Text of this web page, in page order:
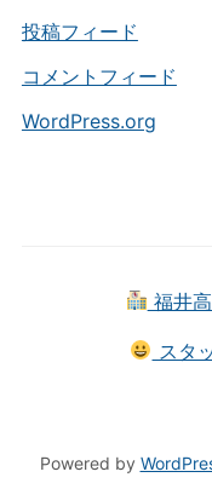
投稿フィード
コメントフィード
WordPress.org
福井
スタ
Powered by